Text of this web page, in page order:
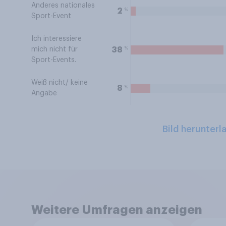
Anderes nationales
Sport-Event
2 %
Ich interessiere
mich nicht für
Sport-Events.
38 %
Weiß nicht/ keine
Angabe
8 %
Bild
Weitere Umfragen anzeigen